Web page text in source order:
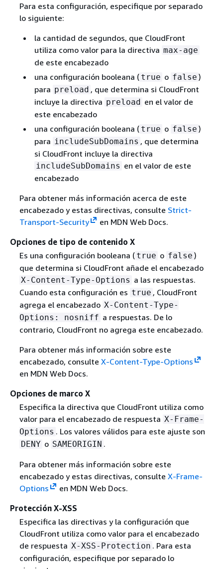
Para esta configuración, especifique por separado
lo siguiente:
la cantidad de segundos, que CloudFront
utiliza como valor para la directiva max-age
de este encabezado
una configuración booleana ( true o false )
para preload , que determina si CloudFront
incluye la directiva preload en el valor de
este encabezado
una configuración booleana ( true o false )
para includeSubDomains , que determina
si CloudFront incluye la directiva
includeSubDomains en el valor de este
encabezado
Para obtener más información acerca de este
encabezado y estas directivas, consulte Strict-
Transport-Security
en MDN Web Docs.
Opciones de tipo de contenido X
Es una configuración booleana ( true o false )
que determina si CloudFront añade el encabezado
X-Content-Type-Options a las respuestas.
Cuando esta configuración es true , CloudFront
agrega el encabezado X-Content-Type-
Options: nosniff a respuestas. De lo
contrario, CloudFront no agrega este encabezado.
Para obtener más información sobre este
encabezado, consulte X-Content-Type-Options
en MDN Web Docs.
Opciones de marco X
Especifica la directiva que CloudFront utiliza como
valor para el encabezado de respuesta X-Frame-
Options . Los valores válidos para este ajuste son
DENY o SAMEORIGIN .
Para obtener más información sobre este
encabezado y estas directivas, consulte X-Frame-
Options
en MDN Web Docs.
Protección X-XSS
Especifica las directivas y la configuración que
CloudFront utiliza como valor para el encabezado
de respuesta X-XSS-Protection . Para esta
configuración, especifique por separado lo